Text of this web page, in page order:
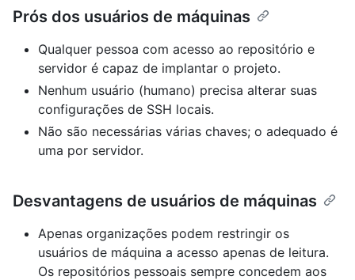
Prós dos usuários de máquinas
Qualquer pessoa com acesso ao repositório e
servidor é capaz de implantar o projeto.
Nenhum usuário (humano) precisa alterar suas
configurações de SSH locais.
Não são necessárias várias chaves; o adequado é
uma por servidor.
Desvantagens de usuários de máquinas
Apenas organizações podem restringir os
usuários de máquina a acesso apenas de leitura.
Os repositórios pessoais sempre concedem aos